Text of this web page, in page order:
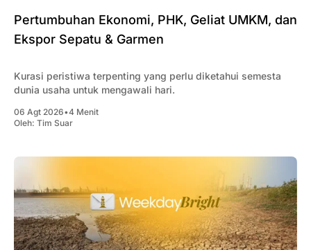
Pertumbuhan Ekonomi, PHK, Geliat UMKM, dan
Ekspor Sepatu & Garmen
Kurasi peristiwa terpenting yang perlu diketahui semesta
dunia usaha untuk mengawali hari.
06 Agt 2026•4 Menit
Oleh: Tim Suar